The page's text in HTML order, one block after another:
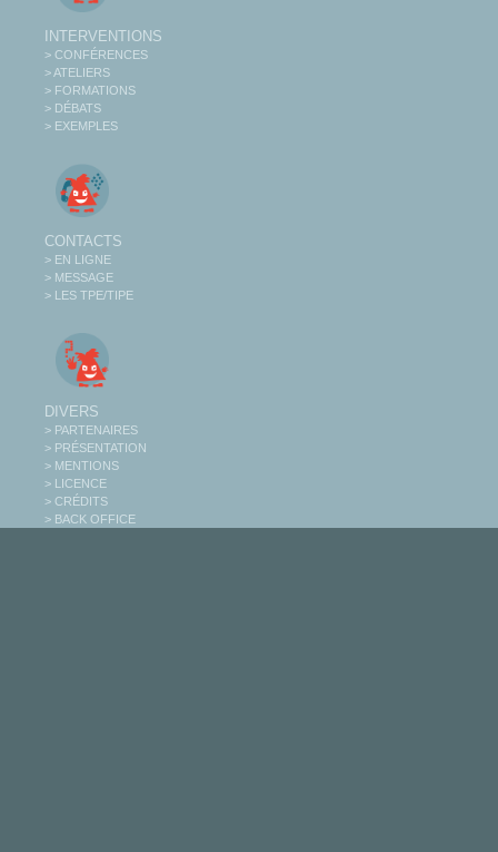
INTERVENTIONS
> CONFÉRENCES
> ATELIERS
> FORMATIONS
> DÉBATS
> EXEMPLES
CONTACTS
> EN LIGNE
> MESSAGE
> LES TPE/TIPE
DIVERS
> PARTENAIRES
> PRÉSENTATION
> MENTIONS
> LICENCE
> CRÉDITS
> BACK OFFICE